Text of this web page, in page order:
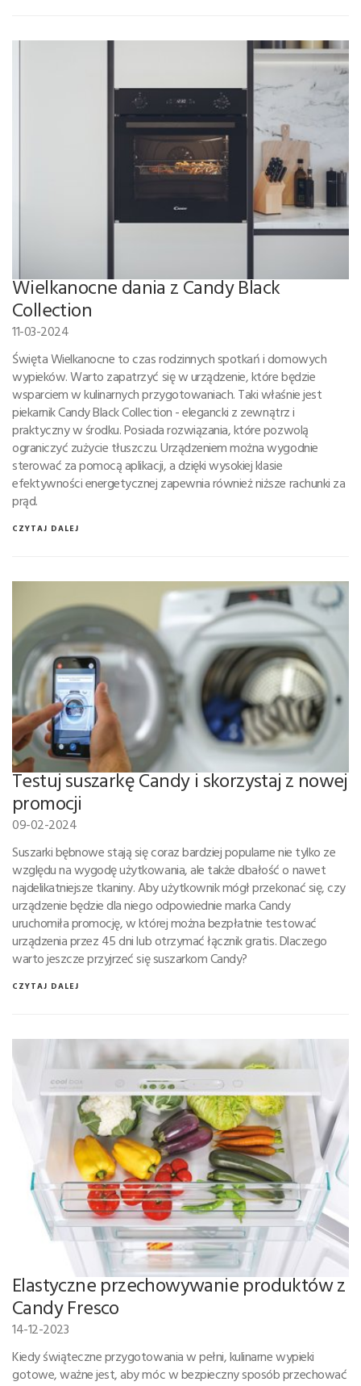
Wielkanocne dania z Candy Black
Collection
11-03-2024
Święta Wielkanocne to czas rodzinnych spotkań i domowych
wypieków. Warto zapatrzyć się w urządzenie, które będzie
wsparciem w kulinarnych przygotowaniach. Taki właśnie jest
piekarnik Candy Black Collection - elegancki z zewnątrz i
praktyczny w środku. Posiada rozwiązania, które pozwolą
ograniczyć zużycie tłuszczu. Urządzeniem można wygodnie
sterować za pomocą aplikacji, a dzięki wysokiej klasie
efektywności energetycznej zapewnia również niższe rachunki za
prąd.
CZYTAJ DALEJ
Testuj suszarkę Candy i skorzystaj z nowej
promocji
09-02-2024
Suszarki bębnowe stają się coraz bardziej popularne nie tylko ze
względu na wygodę użytkowania, ale także dbałość o nawet
najdelikatniejsze tkaniny. Aby użytkownik mógł przekonać się, czy
urządzenie będzie dla niego odpowiednie marka Candy
uruchomiła promocję, w której można bezpłatnie testować
urządzenia przez 45 dni lub otrzymać łącznik gratis. Dlaczego
warto jeszcze przyjrzeć się suszarkom Candy?
CZYTAJ DALEJ
Elastyczne przechowywanie produktów z
Candy Fresco
14-12-2023
Kiedy świąteczne przygotowania w pełni, kulinarne wypieki
gotowe, ważne jest, aby móc w bezpieczny sposób przechować